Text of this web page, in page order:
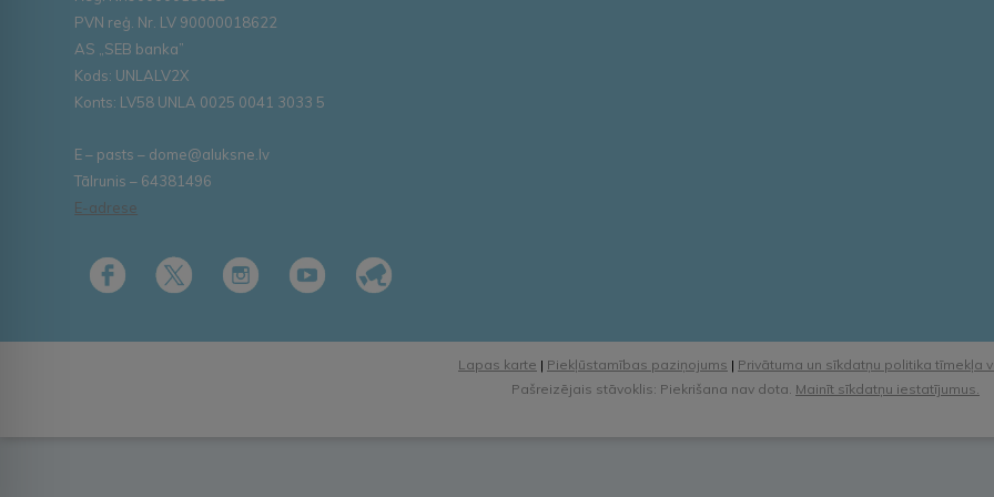
PVN reģ. Nr. LV 90000018622
AS „SEB banka”
Kods: UNLALV2X
Konts: LV58 UNLA 0025 0041 3033 5
E – pasts – dome@aluksne.lv
Tālrunis – 64381496
E-adrese
Lapas karte | Piekļūstamības paziņojums | Privātuma un sīkdatņu politika tīmekļa
Pašreizējais stāvoklis: Piekrišana nav dota. Mainīt sīkdatņu iestatījumus.